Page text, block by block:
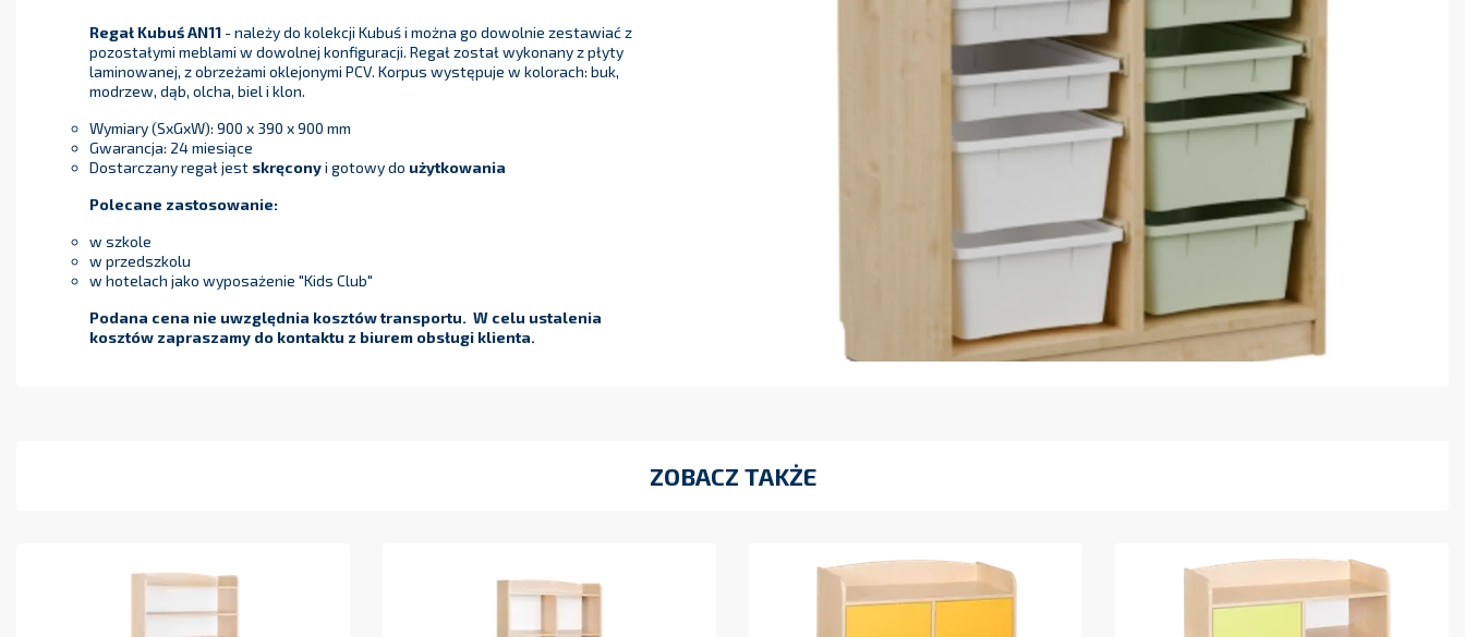
Regał Kubuś AN11 - należy do kolekcji Kubuś i można go dowolnie zestawiać z
pozostałymi meblami w dowolnej konfiguracji. Regał został wykonany z płyty
laminowanej, z obrzeżami oklejonymi PCV. Korpus występuje w kolorach: buk,
modrzew, dąb, olcha, biel i klon.
Wymiary (SxGxW): 900 x 390 x 900 mm
Gwarancja: 24 miesiące
Dostarczany regał jest skręconyi gotowy do użytkowania
Polecane zastosowanie:
w szkole
w przedszkolu
w hotelach jako wyposażenie "Kids Club"
Podana cena nie uwzględnia kosztów transportu. W celu ustalenia
kosztów zapraszamy do kontaktu z biurem obsługi klienta.
ZOBACZ TAKŻE